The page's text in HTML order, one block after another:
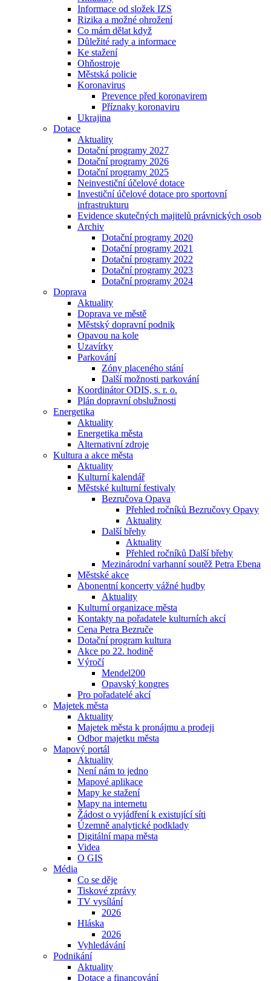
Informace od složek IZS
Rizika a možné ohrožení
Co mám dělat když
Důležité rady a informace
Ke stažení
Ohňostroje
Městská policie
Koronavirus
Prevence před koronavirem
Příznaky koronaviru
Ukrajina
Dotace
Aktuality
Dotační programy 2027
Dotační programy 2026
Dotační programy 2025
Neinvestiční účelové dotace
Investiční účelové dotace pro sportovní
infrastrukturu
Evidence skutečných majitelů právnických osob
Archiv
Dotační programy 2020
Dotační programy 2021
Dotační programy 2022
Dotační programy 2023
Dotační programy 2024
Doprava
Aktuality
Doprava ve městě
Městský dopravní podnik
Opavou na kole
Uzavírky
Parkování
Zóny placeného stání
Další možnosti parkování
Koordinátor ODIS, s. r. o.
Plán dopravní obslužnosti
Energetika
Aktuality
Energetika města
Alternativní zdroje
Kultura a akce města
Aktuality
Kulturní kalendář
Městské kulturní festivaly
Bezručova Opava
Přehled ročníků Bezručovy Opavy
Aktuality
Další břehy
Aktuality
Přehled ročníků Další břehy
Mezinárodní varhanní soutěž Petra Ebena
Městské akce
Abonentní koncerty vážné hudby
Aktuality
Kulturní organizace města
Kontakty na pořadatele kulturních akcí
Cena Petra Bezruče
Dotační program kultura
Akce po 22. hodině
Výročí
Mendel200
Opavský kongres
Pro pořadatelé akcí
Majetek města
Aktuality
Majetek města k pronájmu a prodeji
Odbor majetku města
Mapový portál
Aktuality
Není nám to jedno
Mapové aplikace
Mapy ke stažení
Mapy na internetu
Žádost o vyjádření k existující síti
Územně analytické podklady
Digitální mapa města
Videa
O GIS
Média
Co se děje
Tiskové zprávy
TV vysílání
2026
Hláska
2026
Vyhledávání
Podnikání
Aktuality
Dotace a financování